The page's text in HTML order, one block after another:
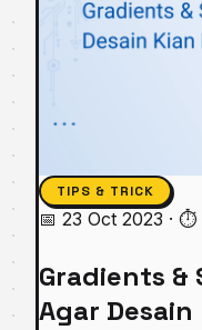
TIPS & TRICK
📅 23 Oct 2023 · ⏱
Gradients &
Agar